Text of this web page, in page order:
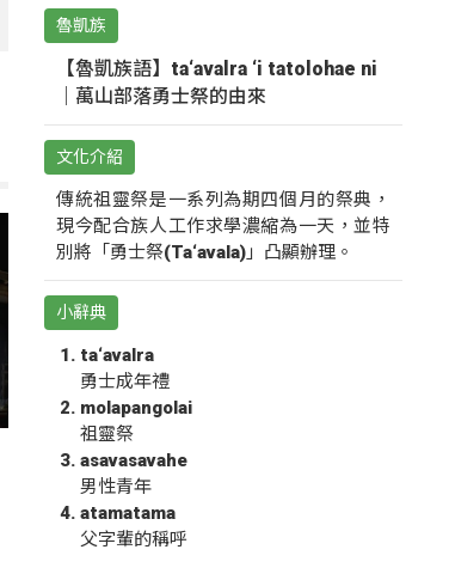
魯凱族
【魯凱族語】ta‘avalra ‘i tatolohae ni
｜萬山部落勇士祭的由來
文化介紹
傳統祖靈祭是一系列為期四個月的祭典，
現今配合族人工作求學濃縮為一天，並特
別將「勇士祭(Ta‘avala)」凸顯辦理。
小辭典
ta‘avalra
勇士成年禮
molapangolai
祖靈祭
asavasavahe
男性青年
atamatama
父字輩的稱呼